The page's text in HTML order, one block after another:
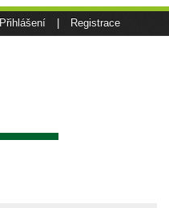
Přihlášení Registrace